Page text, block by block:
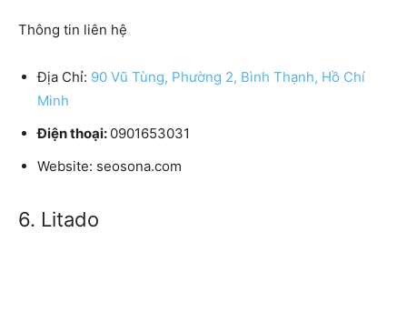
Thông tin liên hệ
Địa Chỉ: 90 Vũ Tùng, Phường 2, Bình Thạnh, Hồ Chí
Minh
Điện thoại: 0901653031
Website: seosona.com
6. Litado